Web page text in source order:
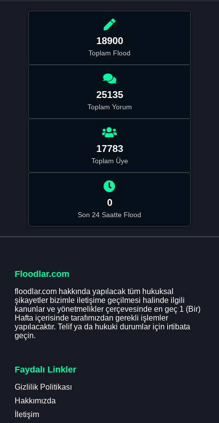
18900
Toplam Flood
25135
Toplam Yorum
17783
Toplam Üye
0
Son 24 Saatte Flood
Floodlar.com
floodlar.com hakkında yapılacak tüm hukuksal
şikayetler bizimle iletişime geçilmesi halinde ilgili
kanunlar ve yönetmelikler çerçevesinde en geç 1 (Bir)
Hafta içerisinde tarafımızdan gerekli işlemler
yapılacaktır. Telif ya da hukuki durumlar için irtibata
geçin.
Faydalı Linkler
Gizlilik Politikası
Hakkımızda
İletişim